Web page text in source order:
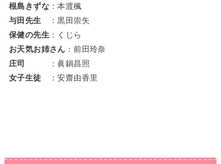
根島きずな：本渡楓
与田先生
：黒田崇矢
保健の先生 ：くじら
お天気お姉さん ：前田玲奈
庄司
：眞鍋昌照
女子生徒
：安齋由香里